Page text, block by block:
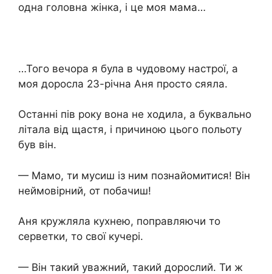
одна головна жінка, і це моя мама…
…Того вечора я була в чудовому настрої, а
моя доросла 23-річна Аня просто сяяла.
Останні пів року вона не ходила, а буквально
літала від щастя, і причиною цього польоту
був він.
— Мамо, ти мусиш із ним познайомитися! Він
неймовірний, от побачиш!
Аня кружляла кухнею, поправляючи то
серветки, то свої кучері.
— Він такий уважний, такий дорослий. Ти ж